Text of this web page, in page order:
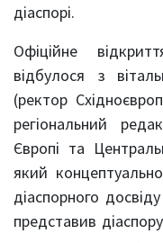
діаспорі.
Офіційне
відбулося з
(ректор
регіональний
Європі та
який
діаспорного
представив